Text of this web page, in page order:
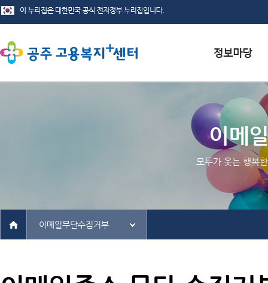
서식자료실
채용정보
인재정보
관련사이트
이메
모두가 웃는 행복
이메일무단수집거부